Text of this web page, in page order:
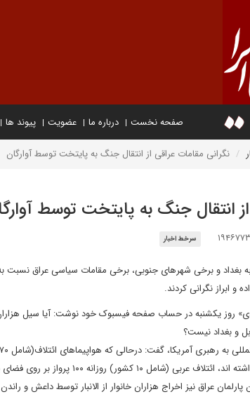
صفحه نخست درباره ما عضویت پیوند ها
نگرانی مقامات عراقی از انتقال جنگ به پایتخت توسط آوارگان
انتقال جنگ به پایتخت توسط
سرخط اخبار
به بغداد و برخی شهرهای جنوبی، برخی مقامات سیاسی عراق
و ابراز نگرانی کردند.
روز یکشنبه در حساب صفحه فیسبوک خود نوشت: آیا سیل هزاران
و بغداد نیست؟
روزانه ۱۰۰ پرواز بر روی فضای یمن دارند.
عراق نیز اخراج هزاران خانوار از الانبار توسط داعش و